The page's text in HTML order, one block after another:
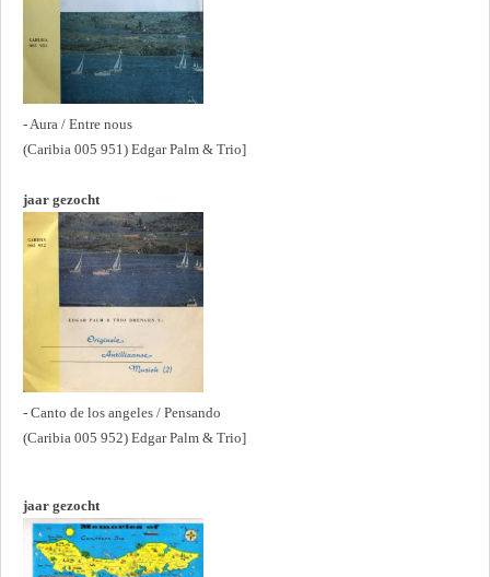
- Aura / Entre nous
(Caribia 005 951) Edgar Palm & Trio]
jaar gezocht
- Canto de los angeles / Pensando
(Caribia 005 952) Edgar Palm & Trio]
jaar gezocht